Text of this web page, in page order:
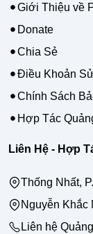
Giới Thiệu về
Donate
Chia Sẻ
Điều Khoản
Chính Sách
Hợp Tác
Liên Hệ - Hợp
Thống Nhất,
Nguyễn Khắc
Liên hệ